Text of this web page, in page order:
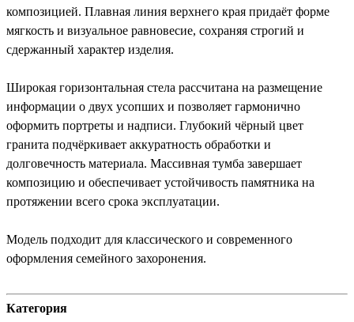
композицией. Плавная линия верхнего края придаёт форме
мягкость и визуальное равновесие, сохраняя строгий и
сдержанный характер изделия.
Широкая горизонтальная стела рассчитана на размещение
информации о двух усопших и позволяет гармонично
оформить портреты и надписи. Глубокий чёрный цвет
гранита подчёркивает аккуратность обработки и
долговечность материала. Массивная тумба завершает
композицию и обеспечивает устойчивость памятника на
протяжении всего срока эксплуатации.
Модель подходит для классического и современного
оформления семейного захоронения.
Категория